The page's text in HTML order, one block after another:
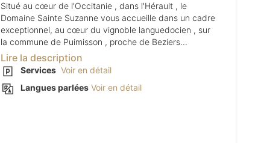
Situé au cœur de l'Occitanie , dans l'Hérault , le
Domaine Sainte Suzanne vous accueille dans un cadre
exceptionnel, au cœur du vignoble languedocien , sur
la commune de Puimisson , proche de Beziers...
Lire la description
Services Voir en détail
Langues parlées Voir en détail